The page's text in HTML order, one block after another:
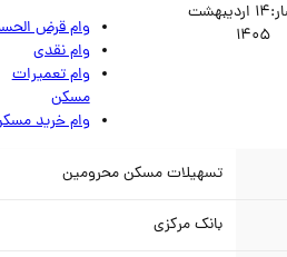
14 اردیبهشت
1405
وام قرض الحسنه
وام نقدی
وام تعمیرات
مسکن
وام خرید مسکن
تسهیلات مسکن محرومین
بانک مرکزی